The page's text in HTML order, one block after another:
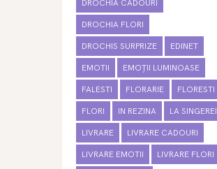
DROCHIA CADOURI
DROCHIA FLORI
DROCHIS SURPRIZE EDINET
EMOTII EMOȚII LUMINOASE
FALESTI FLORARIE FLORESTI
FLORI IN REZINA LA SINGEREI
LIVRARE LIVRARE CADOURI
LIVRARE EMOTII LIVRARE FLORI